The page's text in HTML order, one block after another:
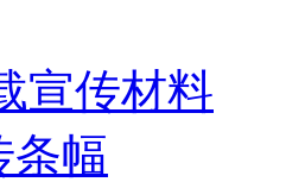
宣传材料
条幅